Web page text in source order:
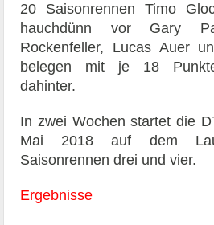
20 Saisonrennen Timo
hauchdünn vor Gary
Rockenfeller, Lucas Auer
belegen mit je 18
dahinter.
In zwei Wochen startet die
Mai 2018 auf dem
Saisonrennen drei und vier.
Ergebnisse